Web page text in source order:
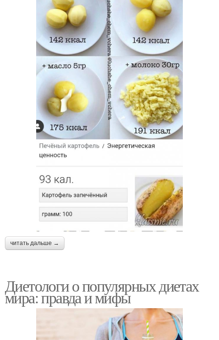
читать дальше →
Диетологи о популярных диетах
мира: правда и мифы